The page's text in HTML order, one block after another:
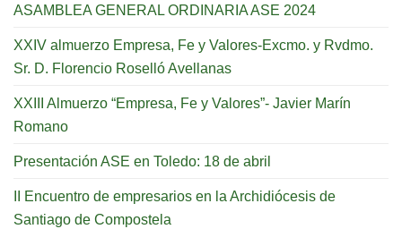
ASAMBLEA GENERAL ORDINARIA ASE 2024
XXIV almuerzo Empresa, Fe y Valores-Excmo. y Rvdmo.
Sr. D. Florencio Roselló Avellanas
XXIII Almuerzo “Empresa, Fe y Valores”- Javier Marín
Romano
Presentación ASE en Toledo: 18 de abril
II Encuentro de empresarios en la Archidiócesis de
Santiago de Compostela